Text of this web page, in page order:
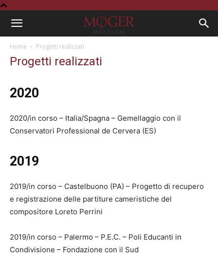
Home Progetti realizzati
Progetti realizzati
2020
2020/in corso – Italia/Spagna – Gemellaggio con il
Conservatori Professional de Cervera (ES)
2019
2019/in corso – Castelbuono (PA) – Progetto di recupero
e registrazione delle partiture cameristiche del
compositore Loreto Perrini
2019/in corso – Palermo – P.E.C. – Poli Educanti in
Condivisione – Fondazione con il Sud